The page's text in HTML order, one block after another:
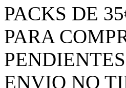
PACKS DE
PARA
ENVIO NO